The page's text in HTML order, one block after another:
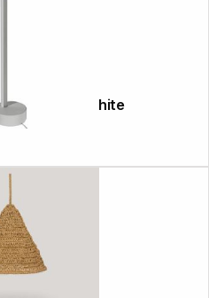
Philips Hue Gradient Signe Table Lamp white